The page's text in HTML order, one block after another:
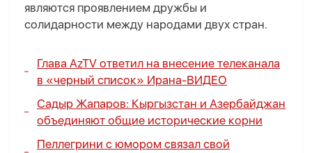
являются проявлением дружбы и
солидарности между народами двух стран.
Глава AzTV ответил на внесение телеканала
в «черный список» Ирана-ВИДЕО
Садыр Жапаров: Кыргызстан и Азербайджан
объединяют общие исторические корни
Пеллегрини с юмором связал свой